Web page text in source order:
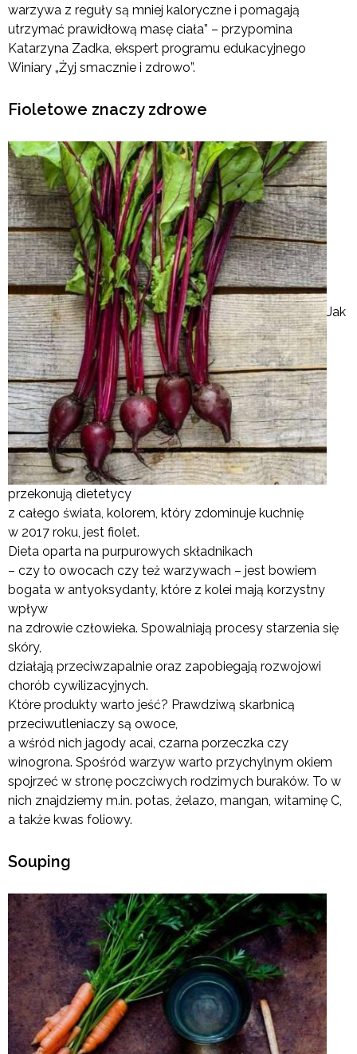
warzywa z reguły są mniej kaloryczne i pomagają
utrzymać prawidłową masę ciała” – przypomina
Katarzyna Zadka, ekspert programu edukacyjnego
Winiary „Żyj smacznie i zdrowo”.
Fioletowe znaczy zdrowe
Jak
przekonują dietetycy
z całego świata, kolorem, który zdominuje kuchnię
w 2017 roku, jest fiolet.
Dieta oparta na purpurowych składnikach
– czy to owocach czy też warzywach – jest bowiem
bogata w antyoksydanty, które z kolei mają korzystny
wpływ
na zdrowie człowieka. Spowalniają procesy starzenia się
skóry,
działają przeciwzapalnie oraz zapobiegają rozwojowi
chorób cywilizacyjnych.
Które produkty warto jeść? Prawdziwą skarbnicą
przeciwutleniaczy są owoce,
a wśród nich jagody acai, czarna porzeczka czy
winogrona. Spośród warzyw warto przychylnym okiem
spojrzeć w stronę poczciwych rodzimych buraków. To w
nich znajdziemy m.in. potas, żelazo, mangan, witaminę C,
a także kwas foliowy.
Souping